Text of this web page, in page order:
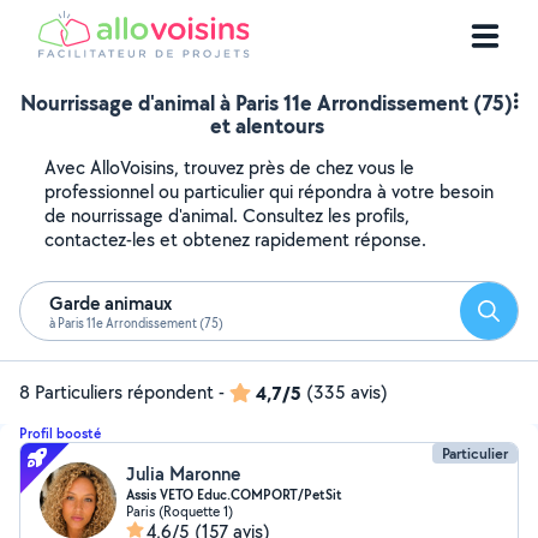
Nourrissage d'animal à Paris 11e Arrondissement (75)
et alentours
Avec AlloVoisins, trouvez près de chez vous le
professionnel ou particulier qui répondra à votre besoin
de nourrissage d'animal. Consultez les profils,
contactez-les et obtenez rapidement réponse.
Garde animaux
à Paris 11e Arrondissement (75)
8 Particuliers répondent- 4,7/5 (335 avis)
Profil boosté
Particulier
Julia Maronne
Assis VETO Educ.COMPORT/PetSit
Paris (Roquette 1)
4,6/5 (157 avis)